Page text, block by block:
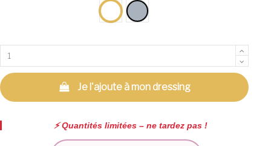
Blanc
Gris
Je l'ajoute à mon dressing
⚡️ Quantités limitées – ne tardez pas !